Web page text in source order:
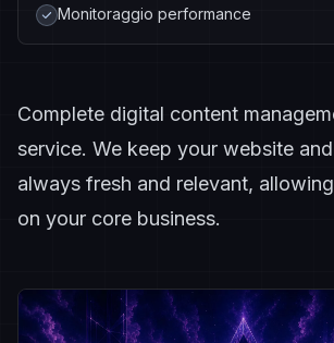
Monitoraggio performance
Complete digital content
service. We keep your website
always fresh and relevant,
on your core business.